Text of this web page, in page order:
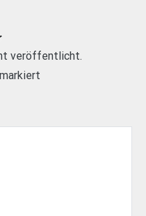
veröffentlicht.
markiert